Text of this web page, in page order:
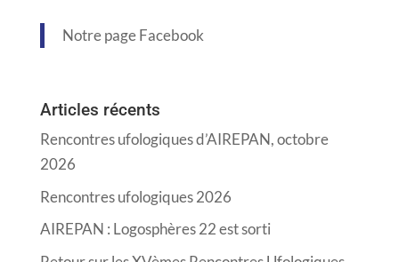
Notre page Facebook
Articles récents
Rencontres ufologiques d’AIREPAN, octobre
2026
Rencontres ufologiques 2026
AIREPAN : Logosphères 22 est sorti